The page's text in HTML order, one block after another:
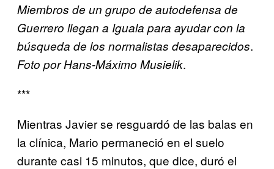
Miembros de un grupo de autodefensa de
Guerrero llegan a Iguala para ayudar con la
búsqueda de los normalistas desaparecidos.
Foto por Hans-Máximo Musielik.
***
Mientras Javier se resguardó de las balas en
la clínica, Mario permaneció en el suelo
durante casi 15 minutos, que dice, duró el